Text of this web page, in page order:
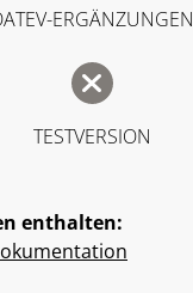
ERGÄNZUNGEN
TESTVERSION
enthalten: